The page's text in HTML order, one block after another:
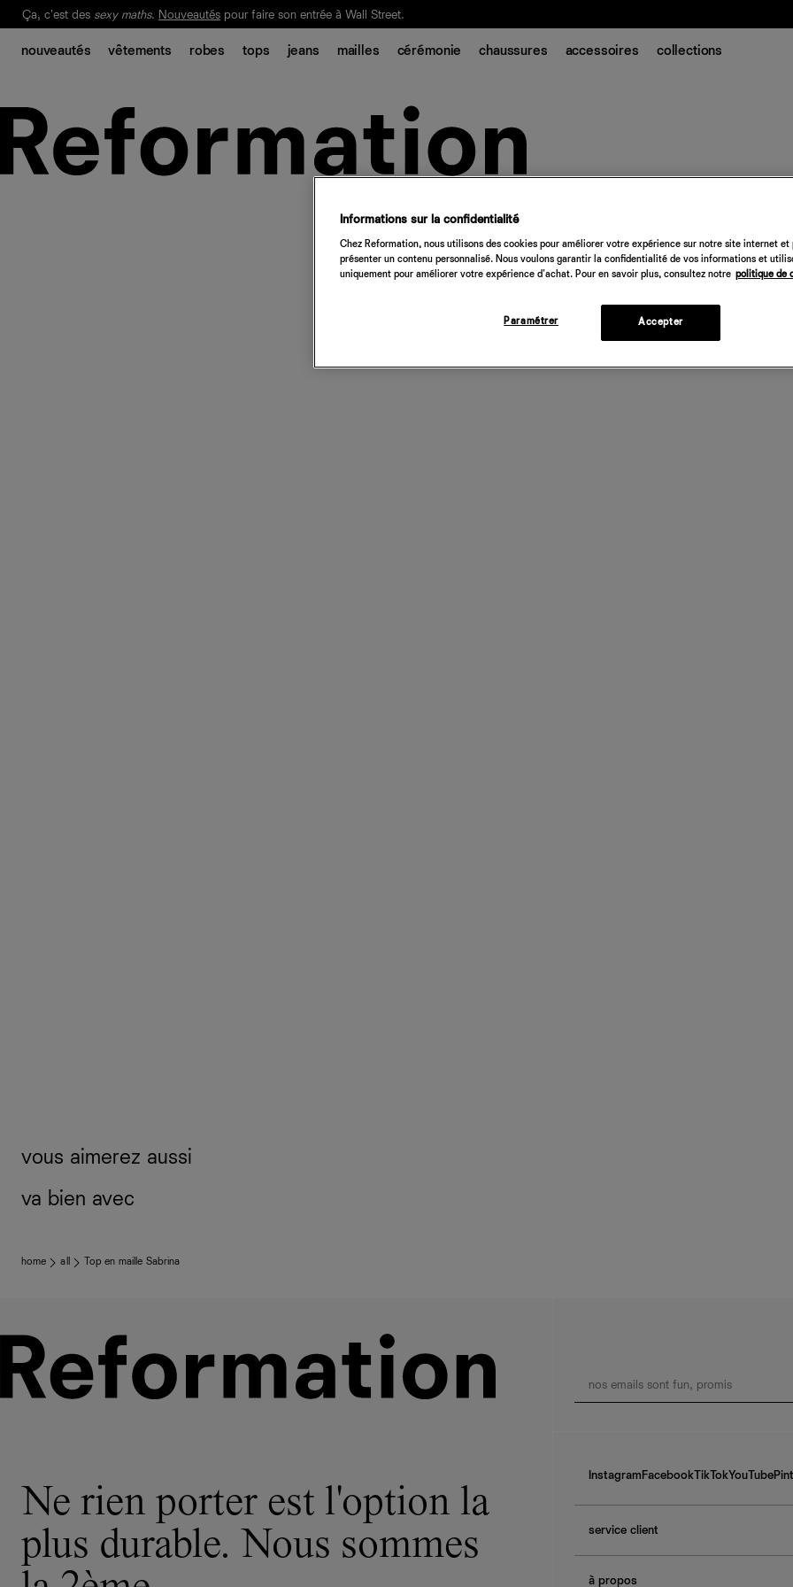
Notre Bilan Responsable 2025 est ici. Lisez-le
Ça, c'est des sexy maths. Nouveautés pour faire son entrée à Wall Street.
nouveautés vêtements robes tops jeans mailles cérémonie chaussures accessoires collections
vous aimerez aussi
va bien avec
home all Top en maille Sabrina
Ne rien porter est l'option la
plus durable. Nous sommes
Instagram FacebookTikTokYouTube
service client
à propos
Informations sur la confidentialité
Chez Reformation, nous utilisons des cookies pour améliorer votre expérience sur notre site internet et
présenter un contenu personnalisé. Nous voulons garantir la confidentialité de vos informations et
uniquement pour améliorer votre expérience d'achat. Pour en savoir plus, consultez notre politique de
Paramétrer Accepter